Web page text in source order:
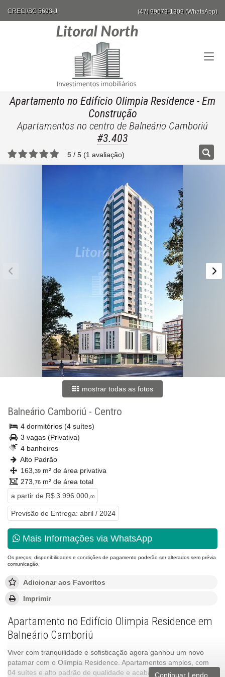
CRECI/SC 5693-J (47) 99673-1309 (WhatsApp)
Apartamento no Edifício Olimpia Residence - Em
Construção
Apartamentos no centro de Balneário Camboriú
#3.403
5 / 5 (1 avaliação)
mostrar todas as fotos
Balneário Camboriú - Centro
4 dormitórios (4 suítes)
3 vagas (Privativa)
4 banheiros
Alto Padrão
163, 39 m² de área privativa
273, 76 m² de área total
a partir de R$ 3.996.000, 00
Previsão de Entrega: abril / 2024
Mais Informações via WhatsApp
Os preços, disponibilidades e condições de pagamento poderão ser alterados sem prévia
comunicação.
Adicionar aos Favoritos
Imprimir
Apartamento no Edifício Olimpia Residence em
Balneário Camboriú
Viver com tranquilidade e sofisticação agora ganhou um novo
patamar com o Olímpia Residence. Apartamentos amplos, com
04 suítes e alto padrão de qualidade e acabamentos mostram
Continuar Lendo...